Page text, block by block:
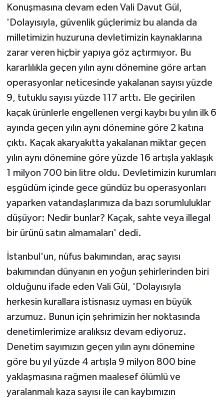
Konuşmasına devam eden Vali Davut Gül,
'Dolayısıyla, güvenlik güçlerimiz bu alanda da
milletimizin huzuruna devletimizin kaynaklarına
zarar veren hiçbir yapıya göz açtırmıyor. Bu
kararlılıkla geçen yılın aynı dönemine göre artan
operasyonlar neticesinde yakalanan sayısı yüzde
9, tutuklu sayısı yüzde 117 arttı. Ele geçirilen
kaçak ürünlerle engellenen vergi kaybı bu yılın ilk 6
ayında geçen yılın aynı dönemine göre 2 katına
çıktı. Kaçak akaryakıtta yakalanan miktar geçen
yılın aynı dönemine göre yüzde 16 artışla yaklaşık
1 milyon 700 bin litre oldu. Devletimizin kurumları
eşgüdüm içinde gece gündüz bu operasyonları
yaparken vatandaşlarımıza da bazı sorumluluklar
düşüyor: Nedir bunlar? Kaçak, sahte veya illegal
bir ürünü satın almamaları' dedi.
İstanbul'un, nüfus bakımından, araç sayısı
bakımından dünyanın en yoğun şehirlerinden biri
olduğunu ifade eden Vali Gül, 'Dolayısıyla
herkesin kurallara istisnasız uyması en büyük
arzumuz. Bunun için şehrimizin her noktasında
denetimlerimize aralıksız devam ediyoruz.
Denetim sayımızın geçen yılın aynı dönemine
göre bu yıl yüzde 4 artışla 9 milyon 800 bine
yaklaşmasına rağmen maalesef ölümlü ve
yaralanmalı kaza sayısı ile can kaybımızın